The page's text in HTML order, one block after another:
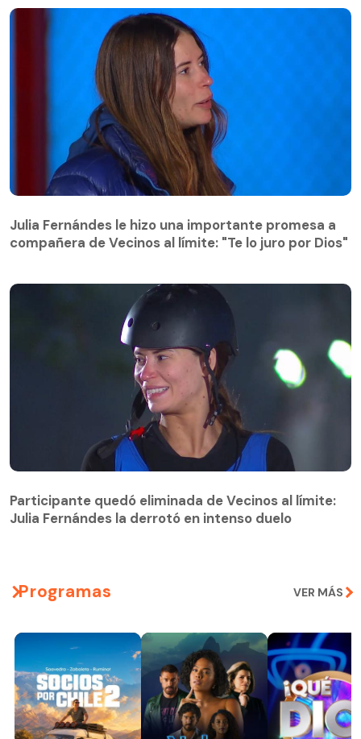
compañera de Vecinos al límite: "Te lo juro por Dios"
Julia Fernándes le hizo una importante promesa a
compañera de Vecinos al límite: "Te lo juro por Dios"
Julia Fernándes la derrotó en intenso duelo
Participante quedó eliminada de Vecinos al límite:
Julia Fernándes la derrotó en intenso duelo
Programas VER MÁS